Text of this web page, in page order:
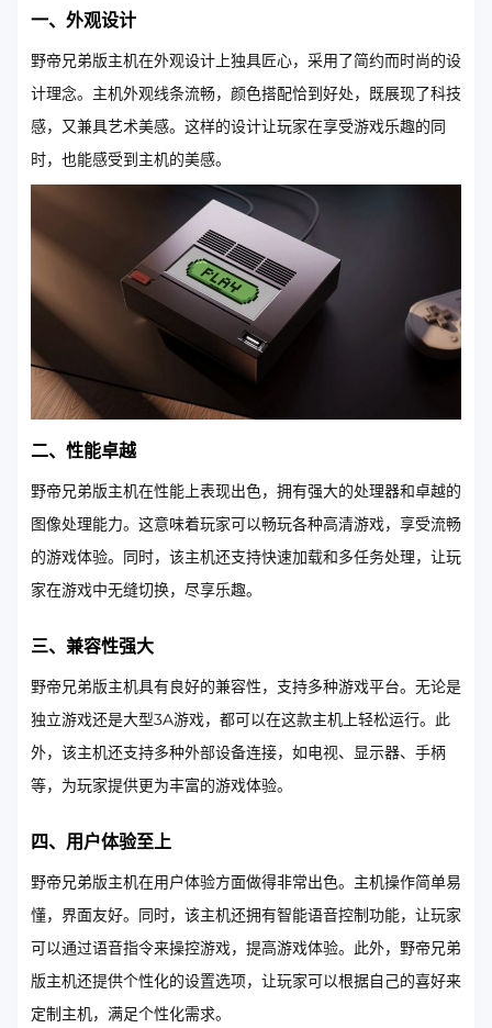
一、外观设计
野帝兄弟版主机在外观设计上独具匠心，采用了简约而时尚的设
计理念。主机外观线条流畅，颜色搭配恰到好处，既展现了科技
感，又兼具艺术美感。这样的设计让玩家在享受游戏乐趣的同
时，也能感受到主机的美感。
二、性能卓越
野帝兄弟版主机在性能上表现出色，拥有强大的处理器和卓越的
图像处理能力。这意味着玩家可以畅玩各种高清游戏，享受流畅
的游戏体验。同时，该主机还支持快速加载和多任务处理，让玩
家在游戏中无缝切换，尽享乐趣。
三、兼容性强大
野帝兄弟版主机具有良好的兼容性，支持多种游戏平台。无论是
独立游戏还是大型3A游戏，都可以在这款主机上轻松运行。此
外，该主机还支持多种外部设备连接，如电视、显示器、手柄
等，为玩家提供更为丰富的游戏体验。
四、用户体验至上
野帝兄弟版主机在用户体验方面做得非常出色。主机操作简单易
懂，界面友好。同时，该主机还拥有智能语音控制功能，让玩家
可以通过语音指令来操控游戏，提高游戏体验。此外，野帝兄弟
版主机还提供个性化的设置选项，让玩家可以根据自己的喜好来
定制主机，满足个性化需求。